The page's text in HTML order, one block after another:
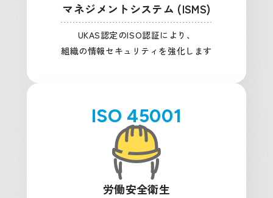
マネジメントシステム (ISMS)
UKAS認定のISO認証により、
組織の情報セキュリティを強化します
ISO 45001
労働安全衛生